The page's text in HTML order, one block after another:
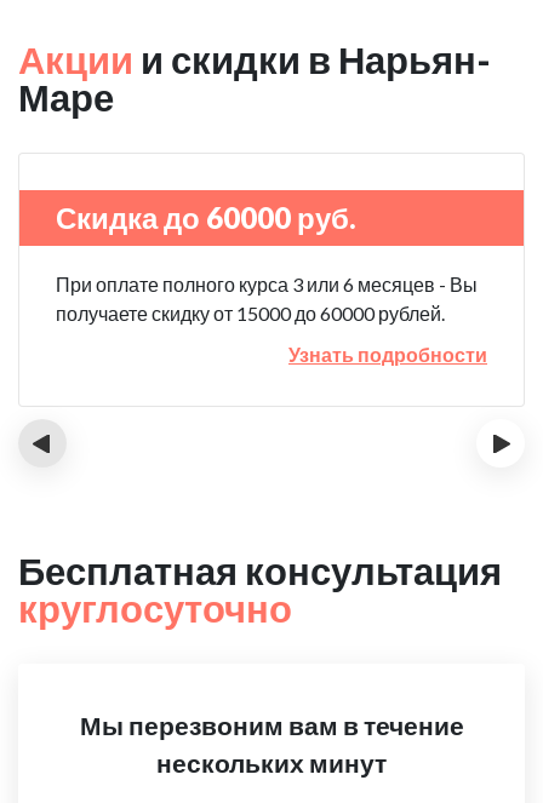
Акции и скидки в Нарьян-
Маре
Скидка до 60000 руб.
При оплате полного курса 3 или 6 месяцев - Вы
получаете скидку от 15000 до 60000 рублей.
Узнать подробности
‹ ›
Бесплатная консультация
круглосуточно
Мы перезвоним вам в течение
нескольких минут